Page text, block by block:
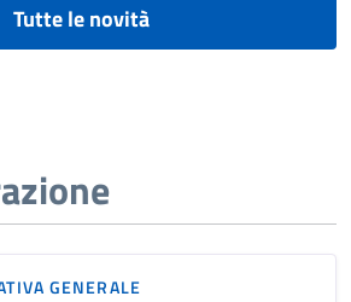
Tutte le novità
GENERALE